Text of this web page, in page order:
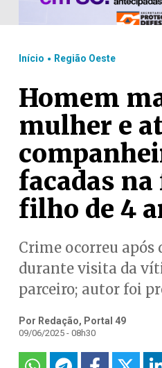
Início . Região Oeste
Homem
mulher e
facadas
filho de 4
Crime ocorreu
durante visita da
parceiro; autor foi
Por Redação, Portal 49
09/06/2025 - 08h30